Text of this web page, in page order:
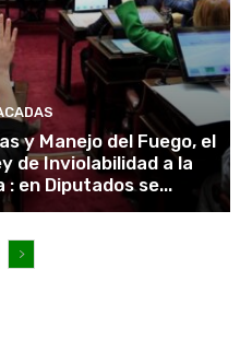
y Manejo del Fuego, el
de Inviolabilidad a la
en Diputados se...